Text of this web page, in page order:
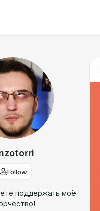
Follow
поддержать моё